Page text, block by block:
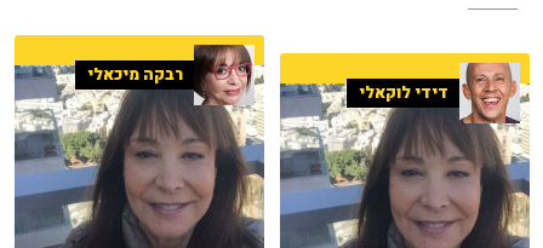
רבקה מיכאלי
דידי לוקאלי